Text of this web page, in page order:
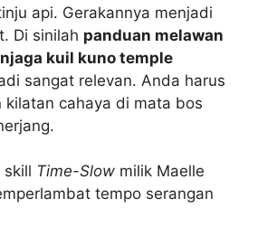
api. Gerakannya menjadi
Di sinilah panduan melawan
kuil kuno temple
sangat relevan. Anda harus
kilatan cahaya di mata bos
skill Time-Slow milik Maelle
tempo serangan